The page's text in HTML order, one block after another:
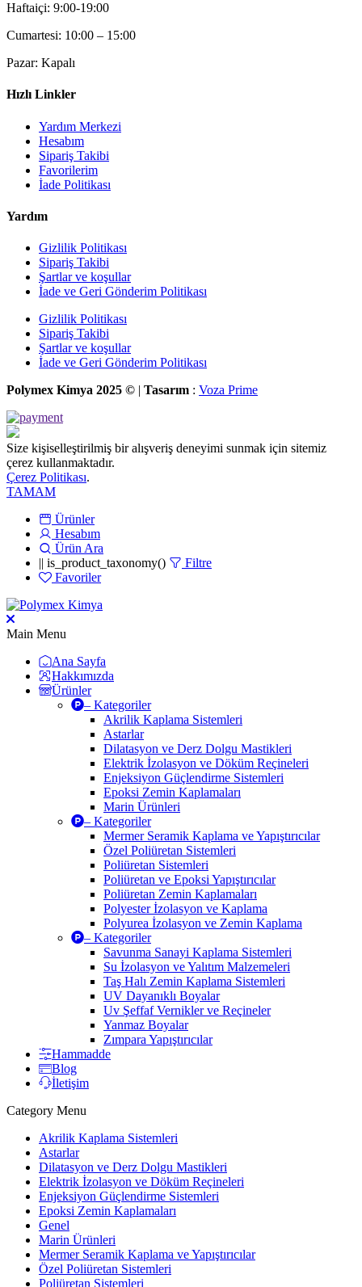
Haftaiçi: 9:00-19:00
Cumartesi: 10:00 – 15:00
Pazar: Kapalı
Hızlı Linkler
Yardım Merkezi
Hesabım
Sipariş Takibi
Favorilerim
İade Politikası
Yardım
Gizlilik Politikası
Sipariş Takibi
Şartlar ve koşullar
İade ve Geri Gönderim Politikası
Gizlilik Politikası
Sipariş Takibi
Şartlar ve koşullar
İade ve Geri Gönderim Politikası
Polymex Kimya 2025 © | Tasarım : Voza Prime
Size kişiselleştirilmiş bir alışveriş deneyimi sunmak için sitemiz
çerez kullanmaktadır.
Çerez Politikası.
TAMAM
Ürünler
Hesabım
Ürün Ara
|| is_product_taxonomy()
Filtre
Favoriler
Main Menu
Ana Sayfa
Hakkımızda
Ürünler
– Kategoriler
Akrilik Kaplama Sistemleri
Astarlar
Dilatasyon ve Derz Dolgu Mastikleri
Elektrik İzolasyon ve Döküm Reçineleri
Enjeksiyon Güçlendirme Sistemleri
Epoksi Zemin Kaplamaları
Marin Ürünleri
– Kategoriler
Mermer Seramik Kaplama ve Yapıştırıcılar
Özel Poliüretan Sistemleri
Poliüretan Sistemleri
Poliüretan ve Epoksi Yapıştırıcılar
Poliüretan Zemin Kaplamaları
Polyester İzolasyon ve Kaplama
Polyurea İzolasyon ve Zemin Kaplama
– Kategoriler
Savunma Sanayi Kaplama Sistemleri
Su İzolasyon ve Yalıtım Malzemeleri
Taş Halı Zemin Kaplama Sistemleri
UV Dayanıklı Boyalar
Uv Şeffaf Vernikler ve Reçineler
Yanmaz Boyalar
Zımpara Yapıştırıcılar
Hammadde
Blog
İletişim
Category Menu
Akrilik Kaplama Sistemleri
Astarlar
Dilatasyon ve Derz Dolgu Mastikleri
Elektrik İzolasyon ve Döküm Reçineleri
Enjeksiyon Güçlendirme Sistemleri
Epoksi Zemin Kaplamaları
Genel
Marin Ürünleri
Mermer Seramik Kaplama ve Yapıştırıcılar
Özel Poliüretan Sistemleri
Poliüretan Sistemleri